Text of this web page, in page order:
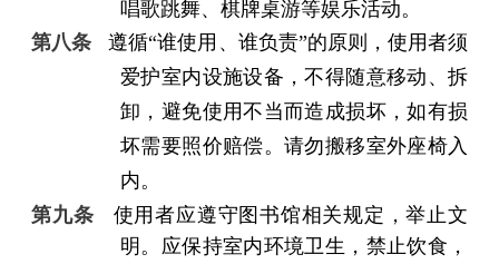
唱歌跳舞、棋牌桌游等娱乐活动。
第八条
遵循“谁使用、谁负责”的原则，使用者须
爱护室内设施设备，不得随意移动、拆
卸，避免使用不当而造成损坏，如有损
坏需要照价赔偿。请勿搬移室外座椅入
内。
第九条
使用者应遵守图书馆相关规定，举止文
明。应保持室内环境卫生，禁止饮食，